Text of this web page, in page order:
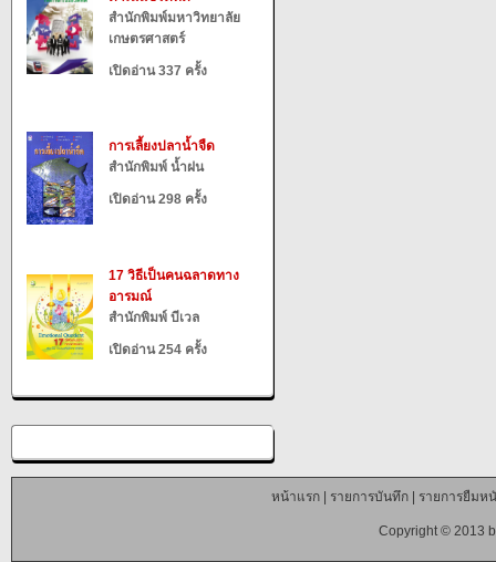
สำนักพิมพ์มหาวิทยาลัย
เกษตรศาสตร์
เปิดอ่าน 337 ครั้ง
การเลี้ยงปลาน้ำจืด
สำนักพิมพ์ น้ำฝน
เปิดอ่าน 298 ครั้ง
17 วิธีเป็นคนฉลาดทาง
อารมณ์
สำนักพิมพ์ บีเวล
เปิดอ่าน 254 ครั้ง
หน้าแรก| รายการบันทึก| รายการยืมห
Copyright © 2013